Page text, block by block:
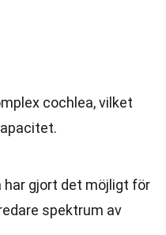
cochlea, vilket
har gjort det möjligt för
spektrum av